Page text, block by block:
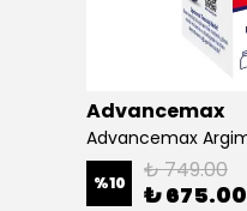
Advancemax
%10 ₺ 749.00
₺ 675.00